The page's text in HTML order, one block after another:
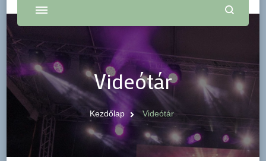
Videótár
Kezdőlap Videótár